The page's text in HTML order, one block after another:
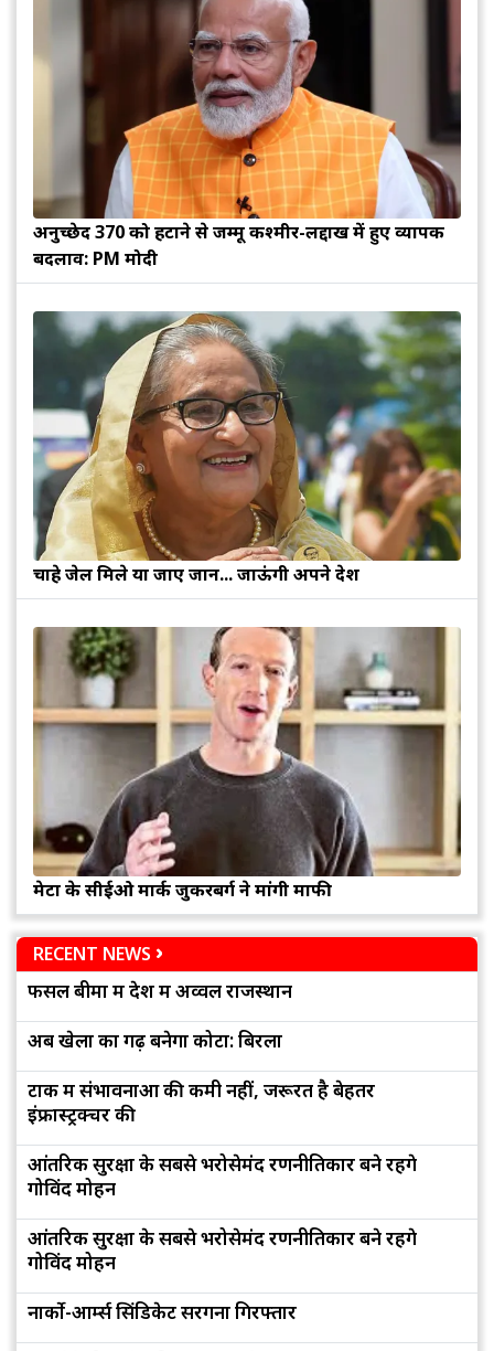
अनुच्छेद 370 को हटाने से जम्मू कश्मीर-लद्दाख में हुए व्यापक
बदलाव: PM मोदी
चाहे जेल मिले या जाए जान... जाऊंगी अपने देश
मेटा के सीईओ मार्क जुकरबर्ग ने मांगी माफी
RECENT NEWS
फसल बीमा में देश में अव्वल राजस्थान
अब खेलों का गढ़ बनेगा कोटा: बिरला
टोंक में संभावनाओं की कमी नहीं, जरूरत है बेहतर
इंफ्रास्ट्रक्चर की
आंतरिक सुरक्षा के सबसे भरोसेमंद रणनीतिकार बने रहेंगे
गोविंद मोहन
आंतरिक सुरक्षा के सबसे भरोसेमंद रणनीतिकार बने रहेंगे
गोविंद मोहन
नार्को-आर्म्स सिंडिकेट सरगना गिरफ्तार